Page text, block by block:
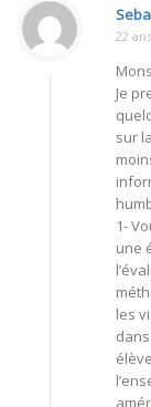
22
Je
sur
1-
une
les